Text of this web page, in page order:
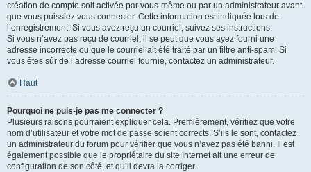
création de compte soit activée par vous-même ou par un administrateur avant
que vous puissiez vous connecter. Cette information est indiquée lors de
l’enregistrement. Si vous avez reçu un courriel, suivez ses instructions.
Si vous n’avez pas reçu de courriel, il se peut que vous ayez fourni une
adresse incorrecte ou que le courriel ait été traité par un filtre anti-spam. Si
vous êtes sûr de l’adresse courriel fournie, contactez un administrateur.
Haut
Pourquoi ne puis-je pas me connecter ?
Plusieurs raisons pourraient expliquer cela. Premièrement, vérifiez que votre
nom d’utilisateur et votre mot de passe soient corrects. S’ils le sont, contactez
un administrateur du forum pour vérifier que vous n’avez pas été banni. Il est
également possible que le propriétaire du site Internet ait une erreur de
configuration de son côté, et qu’il devra la corriger.